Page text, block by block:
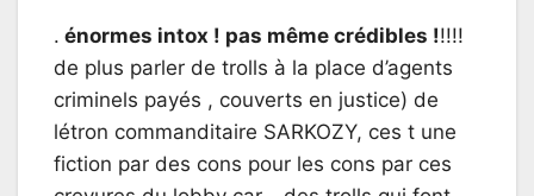
. énormes intox ! pas même crédibles !!!!!
de plus parler de trolls à la place d’agents
criminels payés , couverts en justice) de
létron commanditaire SARKOZY, ces t une
fiction par des cons pour les cons par ces